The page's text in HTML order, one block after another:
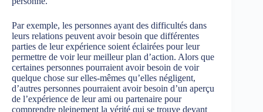
Par exemple, les personnes ayant des difficultés dans
leurs relations peuvent avoir besoin que différentes
parties de leur expérience soient éclairées pour leur
permettre de voir leur meilleur plan d’action. Alors que
certaines personnes pourraient avoir besoin de voir
quelque chose sur elles-mêmes qu’elles négligent,
d’autres personnes pourraient avoir besoin d’un aperçu
de l’expérience de leur ami ou partenaire pour
comprendre pleinement la vérité qui se trouve devant